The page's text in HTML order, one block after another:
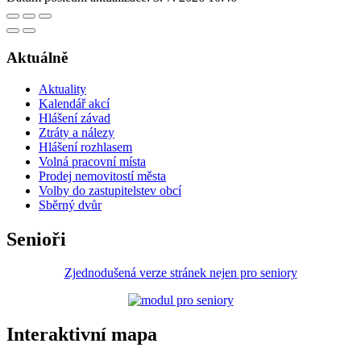
Aktuálně
Aktuality
Kalendář akcí
Hlášení závad
Ztráty a nálezy
Hlášení rozhlasem
Volná pracovní místa
Prodej nemovitostí města
Volby do zastupitelstev obcí
Sběrný dvůr
Senioři
Zjednodušená verze stránek nejen pro seniory
Interaktivní mapa